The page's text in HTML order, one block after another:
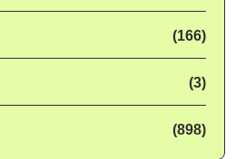
(166)
(3)
(898)